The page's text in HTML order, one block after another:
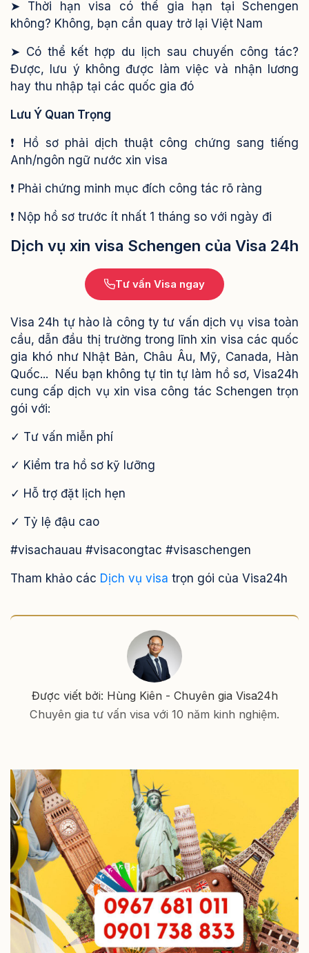
➤ Thời hạn visa có thể gia hạn tại Schengen
không? Không, bạn cần quay trở lại Việt Nam
➤ Có thể kết hợp du lịch sau chuyến công tác?
Được, lưu ý không được làm việc và nhận lương
hay thu nhập tại các quốc gia đó
Lưu Ý Quan Trọng
❗ Hồ sơ phải dịch thuật công chứng sang tiếng
Anh/ngôn ngữ nước xin visa
❗ Phải chứng minh mục đích công tác rõ ràng
❗ Nộp hồ sơ trước ít nhất 1 tháng so với ngày đi
Dịch vụ xin visa Schengen của Visa 24h
Tư vấn Visa ngay
Visa 24h tự hào là công ty tư vấn dịch vụ visa toàn
cầu, dẫn đầu thị trường trong lĩnh xin visa các quốc
gia khó như Nhật Bản, Châu Âu, Mỹ, Canada, Hàn
Quốc...
Nếu bạn không tự tin tự làm hồ sơ, Visa24h
cung cấp dịch vụ xin visa công tác Schengen trọn
gói với:
✓ Tư vấn miễn phí
✓ Kiểm tra hồ sơ kỹ lưỡng
✓ Hỗ trợ đặt lịch hẹn
✓ Tỷ lệ đậu cao
#visachauau #visacongtac #visaschengen
Tham khảo các Dịch vụ visa trọn gói của Visa24h
Được viết bởi: Hùng Kiên - Chuyên gia Visa24h
Chuyên gia tư vấn visa với 10 năm kinh nghiệm.